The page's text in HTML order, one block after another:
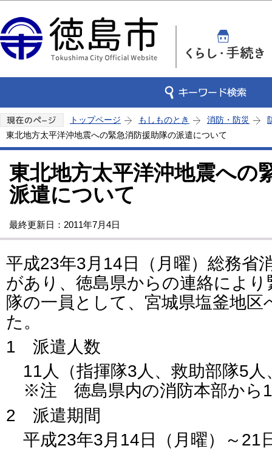
トップページ もしものとき 消防・防災
東北地方太平洋沖地震への緊急消防援助隊の派遣について
東北地方太平洋沖地震への
派遣について
最終更新日：2011年7月4日
平成23年3月14日（月曜）総務省
があり、徳島県からの連絡によ
隊の一員として、宮城県塩釜地
た。
1 派遣人数
11人（指揮隊3人、救助部隊5人
※注 徳島県内の消防本部から
2 派遣期間
平成23年3月14日（月曜）～21